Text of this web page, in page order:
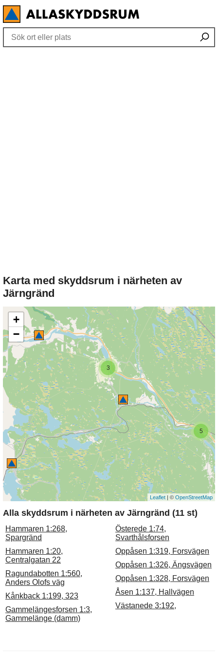
Karta med skyddsrum i närheten av
Järngränd
5
3
+
−
Leaflet | © OpenStreetMap
Alla skyddsrum i närheten av Järngränd (11 st)
Hammaren 1:268,
Spargränd
Hammaren 1:20,
Centralgatan 22
Ragundabotten 1:560,
Anders Olofs väg
Kånkback 1:199, 323
Gammelängesforsen 1:3,
Gammelänge (damm)
Österede 1:74,
Svarthålsforsen
Oppåsen 1:319, Forsvägen
Oppåsen 1:326, Ängsvägen
Oppåsen 1:328, Forsvägen
Åsen 1:137, Hallvägen
Västanede 3:192,